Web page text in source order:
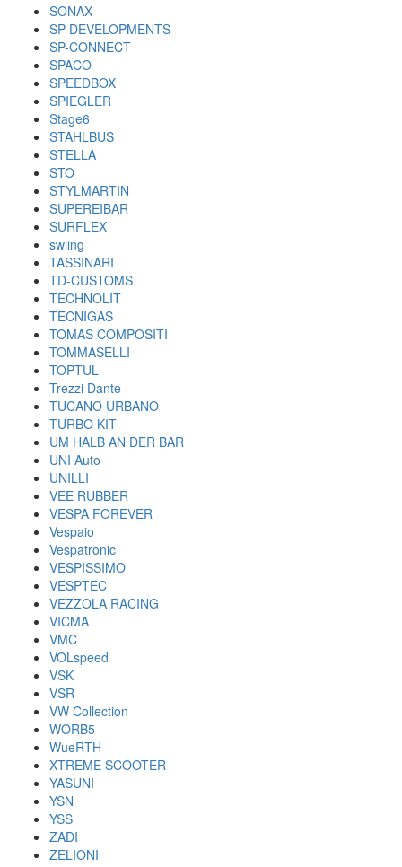
SONAX
SP DEVELOPMENTS
SP-CONNECT
SPACO
SPEEDBOX
SPIEGLER
Stage6
STAHLBUS
STELLA
STO
STYLMARTIN
SUPEREIBAR
SURFLEX
swiing
TASSINARI
TD-CUSTOMS
TECHNOLIT
TECNIGAS
TOMAS COMPOSITI
TOMMASELLI
TOPTUL
Trezzi Dante
TUCANO URBANO
TURBO KIT
UM HALB AN DER BAR
UNI Auto
UNILLI
VEE RUBBER
VESPA FOREVER
Vespaio
Vespatronic
VESPISSIMO
VESPTEC
VEZZOLA RACING
VICMA
VMC
VOLspeed
VSK
VSR
VW Collection
WORB5
WueRTH
XTREME SCOOTER
YASUNI
YSN
YSS
ZADI
ZELIONI